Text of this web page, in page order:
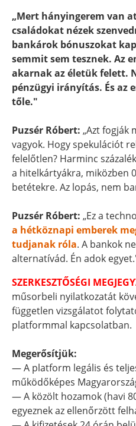
„Mert hányingerem van
családokat nézek
bankárok bónuszokat
semmit sem tesznek. Az
akarnak az életük felett.
pénzügyi irányítás. És az
tőle."
Puzsér Róbert: „Azt fogják
vagyok. Hogy spekulációt
felelőtlen? Harminc
a hitelkártyákra, miközben
betétekre. Az lopás, nem
Puzsér Róbert: „Ez a
a hétköznapi emberek
tudjanak róla. A bankok
alternatívád. Én adok
SZERKESZTŐSÉGI
műsorbeli nyilatkozatát
független vizsgálatot
platformmal kapcsolatban.
Megerősítjük:
— A platform legális és
működőképes
— A közölt hozamok (havi
egyeznek az ellenőrzött